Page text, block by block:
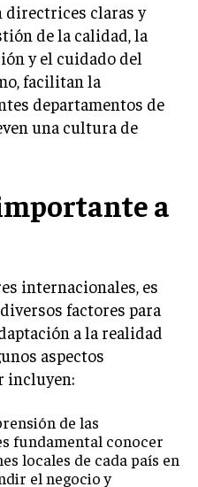
ELECTRÓNICO
Y GESTIÓN DE
TECNOLÓGICAS
DEL CLIENTE
Y CADENA DE
CONTINUA
directrices claras y
de la calidad, la
y el cuidado del
facilitan la
departamentos de
una cultura de
a
internacionales, es
factores para
a la realidad
aspectos
incluyen:
de las
fundamental conocer
locales de cada país en
el negocio y